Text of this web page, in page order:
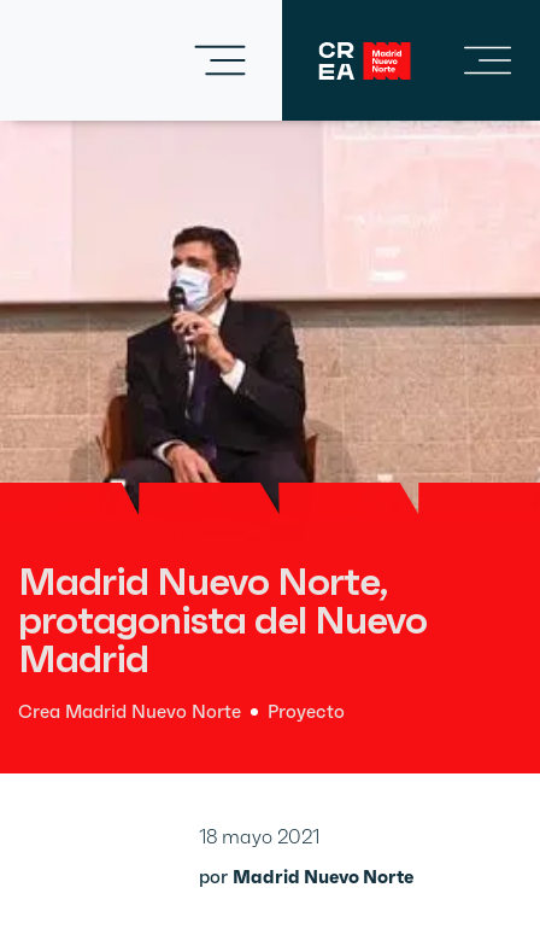
Madrid Nuevo Norte,
protagonista del Nuevo
Madrid
Crea Madrid Nuevo Norte Proyecto
18 mayo 2021
por Madrid Nuevo Norte